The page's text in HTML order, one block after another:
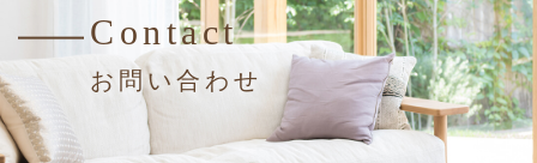
Contact
お問い合わせ